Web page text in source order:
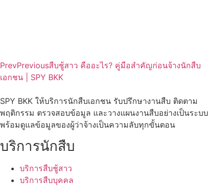
PrevPreviousสืบชู้สาว คืออะไร? คู่มือสำคัญก่อนจ้างนักสืบ
เอกชน | SPY BKK
SPY BKK ให้บริการนักสืบเอกชน รับปรึกษางานสืบ ติดตาม
พฤติกรรม ตรวจสอบข้อมูล และวางแผนงานสืบอย่างเป็นระบบ
พร้อมดูแลข้อมูลของผู้ว่าจ้างเป็นความลับทุกขั้นตอน​
บริการนักสืบ
บริการสืบชู้สาว
บริการสืบบุคคล